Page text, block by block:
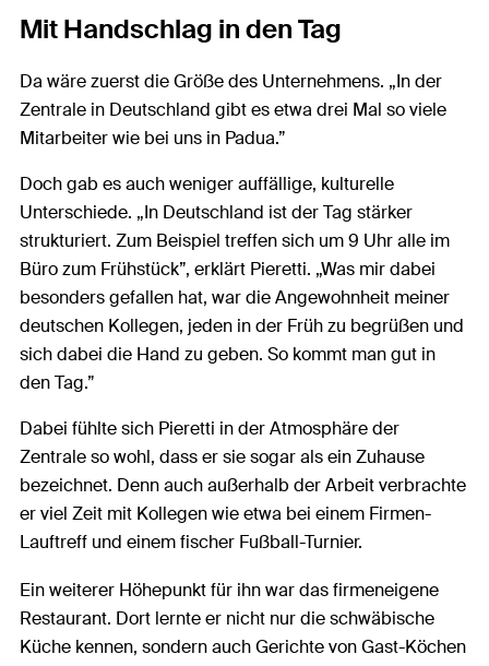
Mit Handschlag in den Tag
Da wäre zuerst die Größe des Unternehmens. „In der
Zentrale in Deutschland gibt es etwa drei Mal so viele
Mitarbeiter wie bei uns in Padua.”
Doch gab es auch weniger auffällige, kulturelle
Unterschiede. „In Deutschland ist der Tag stärker
strukturiert. Zum Beispiel treffen sich um 9 Uhr alle im
Büro zum Frühstück”, erklärt Pieretti. „Was mir dabei
besonders gefallen hat, war die Angewohnheit meiner
deutschen Kollegen, jeden in der Früh zu begrüßen und
sich dabei die Hand zu geben. So kommt man gut in
den Tag.”
Dabei fühlte sich Pieretti in der Atmosphäre der
Zentrale so wohl, dass er sie sogar als ein Zuhause
bezeichnet. Denn auch außerhalb der Arbeit verbrachte
er viel Zeit mit Kollegen wie etwa bei einem Firmen-
Lauftreff und einem fischer Fußball-Turnier.
Ein weiterer Höhepunkt für ihn war das firmeneigene
Restaurant. Dort lernte er nicht nur die schwäbische
Küche kennen, sondern auch Gerichte von Gast-Köchen